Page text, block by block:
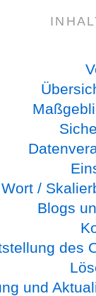
/
Blogs
des
und